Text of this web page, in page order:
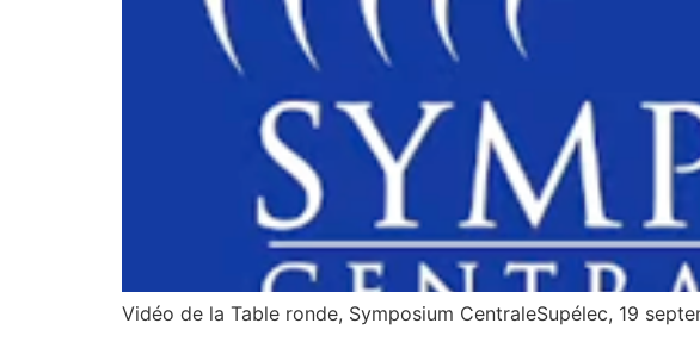
Vidéo de la Table ronde, Symposium CentraleSupélec, 19